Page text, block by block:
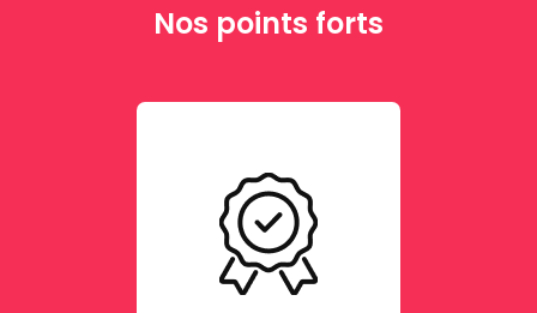
Nos points forts